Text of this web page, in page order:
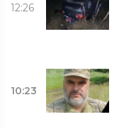
12:26
10:23